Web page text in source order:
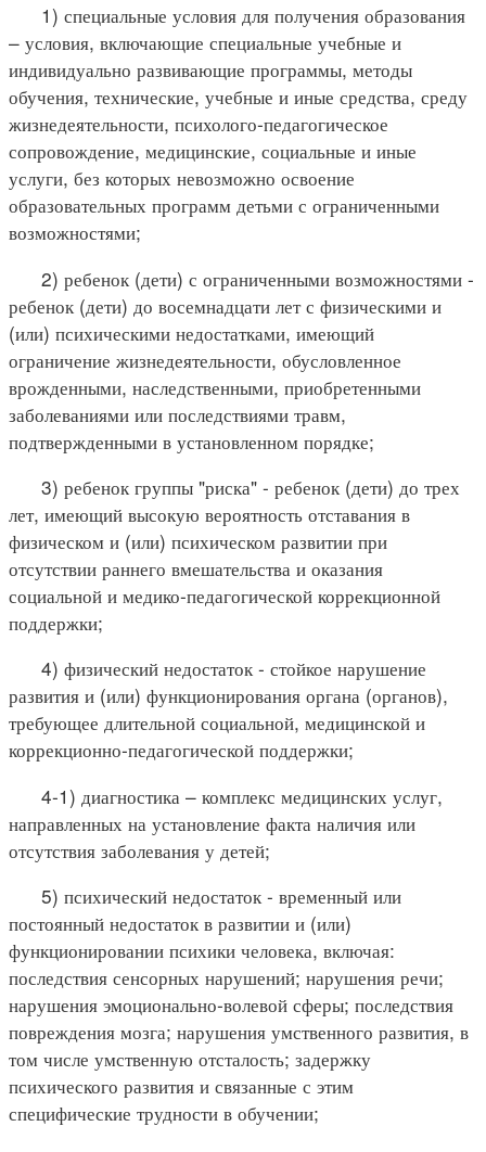
1) специальные условия для получения образования
– условия, включающие специальные учебные и
индивидуально развивающие программы, методы
обучения, технические, учебные и иные средства, среду
жизнедеятельности, психолого-педагогическое
сопровождение, медицинские, социальные и иные
услуги, без которых невозможно освоение
образовательных программ детьми с ограниченными
возможностями;
2) ребенок (дети) с ограниченными возможностями -
ребенок (дети) до восемнадцати лет с физическими и
(или) психическими недостатками, имеющий
ограничение жизнедеятельности, обусловленное
врожденными, наследственными, приобретенными
заболеваниями или последствиями травм,
подтвержденными в установленном порядке;
3) ребенок группы "риска" - ребенок (дети) до трех
лет, имеющий высокую вероятность отставания в
физическом и (или) психическом развитии при
отсутствии раннего вмешательства и оказания
социальной и медико-педагогической коррекционной
поддержки;
4) физический недостаток - стойкое нарушение
развития и (или) функционирования органа (органов),
требующее длительной социальной, медицинской и
коррекционно-педагогической поддержки;
4-1) диагностика – комплекс медицинских услуг,
направленных на установление факта наличия или
отсутствия заболевания у детей;
5) психический недостаток - временный или
постоянный недостаток в развитии и (или)
функционировании психики человека, включая:
последствия сенсорных нарушений; нарушения речи;
нарушения эмоционально-волевой сферы; последствия
повреждения мозга; нарушения умственного развития, в
том числе умственную отсталость; задержку
психического развития и связанные с этим
специфические трудности в обучении;